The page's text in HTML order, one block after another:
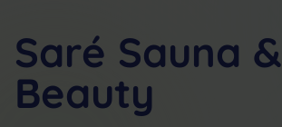
Saré Sauna &
Beauty